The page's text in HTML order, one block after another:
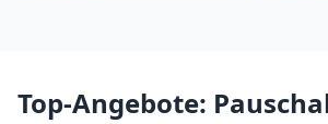
Top-Angebote: